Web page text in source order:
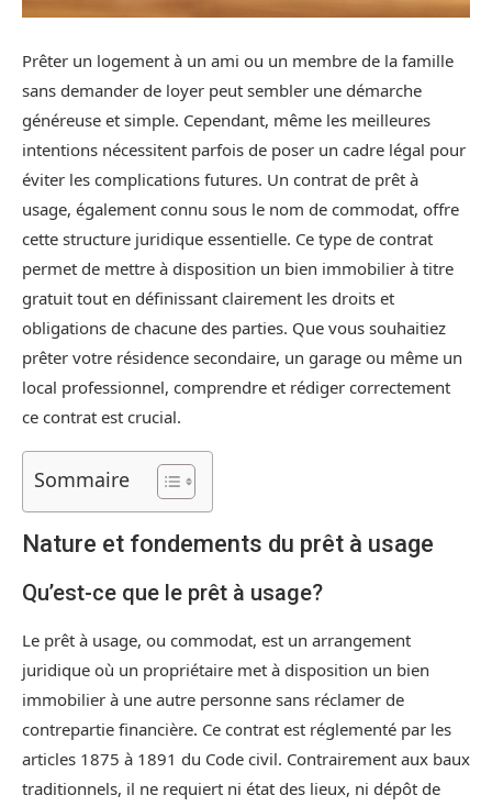
Prêter un logement à un ami ou un membre de la famille
sans demander de loyer peut sembler une démarche
généreuse et simple. Cependant, même les meilleures
intentions nécessitent parfois de poser un cadre légal pour
éviter les complications futures. Un contrat de prêt à
usage, également connu sous le nom de commodat, offre
cette structure juridique essentielle. Ce type de contrat
permet de mettre à disposition un bien immobilier à titre
gratuit tout en définissant clairement les droits et
obligations de chacune des parties. Que vous souhaitiez
prêter votre résidence secondaire, un garage ou même un
local professionnel, comprendre et rédiger correctement
ce contrat est crucial.
Sommaire
Nature et fondements du prêt à usage
Qu’est-ce que le prêt à usage?
Le prêt à usage, ou commodat, est un arrangement
juridique où un propriétaire met à disposition un bien
immobilier à une autre personne sans réclamer de
contrepartie financière. Ce contrat est réglementé par les
articles 1875 à 1891 du Code civil. Contrairement aux baux
traditionnels, il ne requiert ni état des lieux, ni dépôt de